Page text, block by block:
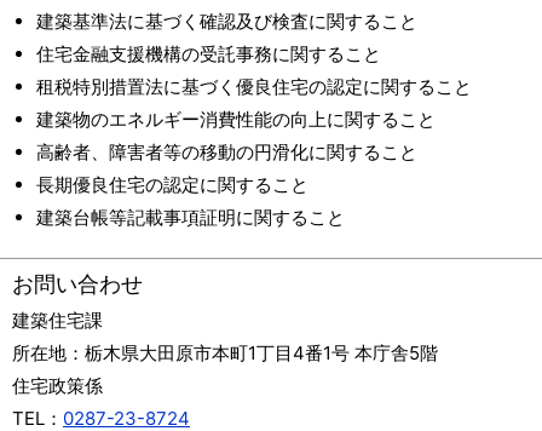
建築基準法に基づく確認及び検査に関すること
住宅金融支援機構の受託事務に関すること
租税特別措置法に基づく優良住宅の認定に関すること
建築物のエネルギー消費性能の向上に関すること
高齢者、障害者等の移動の円滑化に関すること
長期優良住宅の認定に関すること
建築台帳等記載事項証明に関すること
お問い合わせ
建築住宅課
所在地： 栃木県大田原市本町1丁目4番1号 本庁舎5階
住宅政策係
TEL： 0287-23-8724